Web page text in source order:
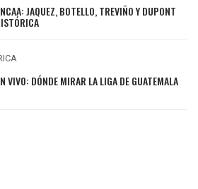
JAQUEZ, BOTELLO, TREVIÑO Y DUPONT
VIVO: DÓNDE MIRAR LA LIGA DE GUATEMALA